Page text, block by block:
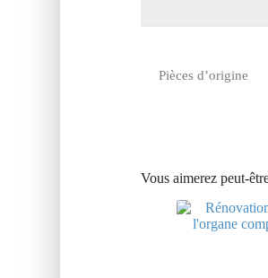
Pièces d’origine
Vous aimerez peut-